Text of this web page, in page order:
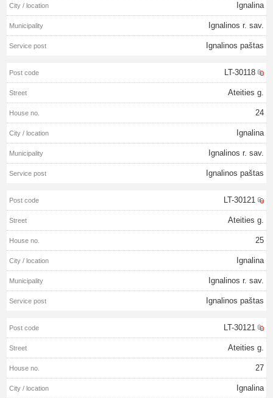
Ignalina
Ignalinos r. sav.
Ignalinos paštas
LT-30118
Ateities g.
24
Ignalina
Ignalinos r. sav.
Ignalinos paštas
LT-30121
Ateities g.
25
Ignalina
Ignalinos r. sav.
Ignalinos paštas
LT-30121
Ateities g.
27
Ignalina